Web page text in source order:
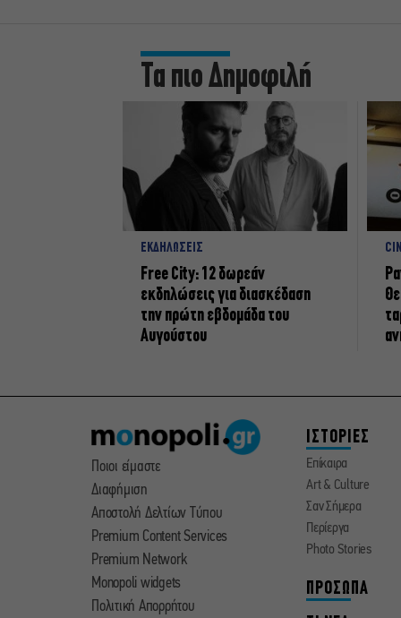
Τα πιο Δημοφιλή
ΕΚΔΗΛΩΣΕΙΣ
Free City: 12 δωρεάν
εκδηλώσεις για διασκέδαση
την πρώτη εβδομάδα του
Αυγούστου
Ποιοι είμαστε
Διαφήμιση
Αποστολή Δελτίων Τύπου
Premium Content Services
Premium Network
Monopoli widgets
Πολιτική Απορρήτου
ΙΣΤΟΡΙΕΣ
Επίκαιρα
Art & Culture
Σαν Σήμερα
Περίεργα
Photo Stories
ΠΡΟΣΩΠΑ